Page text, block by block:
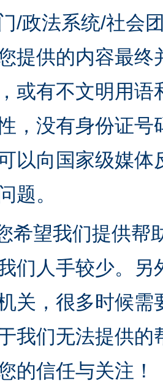
/政法系统/社会
提供的内容最
或有不文明用
，没有身份证
以向国家级媒
题。
希望我们提供帮
们人手较少。
关，很多时候
我们无法提供
的信任与关注！